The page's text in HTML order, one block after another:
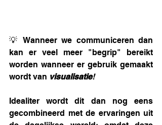
💡 Wanneer we communiceren dan
kan er veel meer "begrip" bereikt
worden wanneer er gebruik gemaakt
wordt van visualisatie!
Idealiter wordt dit dan nog eens
gecombineerd met de ervaringen uit